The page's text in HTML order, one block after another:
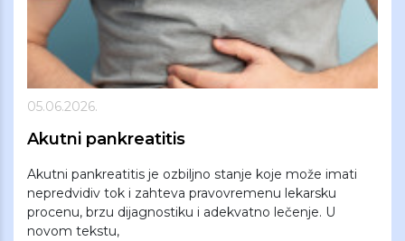
05.06.2026.
Akutni pankreatitis
Akutni pankreatitis je ozbiljno stanje koje može imati
nepredvidiv tok i zahteva pravovremenu lekarsku
procenu, brzu dijagnostiku i adekvatno lečenje. U
novom tekstu,